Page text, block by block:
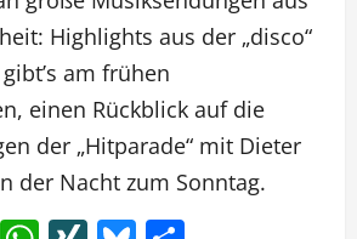
Highlights aus der „disco“
am frühen
einen Rückblick auf die
der „Hitparade“ mit Dieter
der Nacht zum Sonntag.